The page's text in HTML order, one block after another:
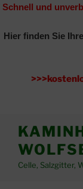
Schnell und
Hier finden Sie
Inhalt
springen
Celle, Salzgitter,